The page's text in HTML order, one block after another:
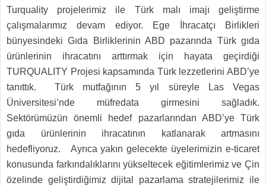
Turquality projelerimiz ile Türk malı imajı geliştirme
çalışmalarımız devam ediyor. Ege İhracatçı Birlikleri
bünyesindeki Gıda Birliklerinin ABD pazarında Türk gıda
ürünlerinin ihracatını arttırmak için hayata geçirdiği
TURQUALITY Projesi kapsamında Türk lezzetlerini ABD’ye
tanıttık. Türk mutfağının 5 yıl süreyle Las Vegas
Üniversitesi’nde müfredata girmesini sağladık.
Sektörümüzün önemli hedef pazarlarından ABD’ye Türk
gıda ürünlerinin ihracatının katlanarak artmasını
hedefliyoruz. Ayrıca yakın gelecekte üyelerimizin e-ticaret
konusunda farkındalıklarını yükseltecek eğitimlerimiz ve Çin
özelinde geliştirdiğimiz dijital pazarlama stratejilerimiz ile